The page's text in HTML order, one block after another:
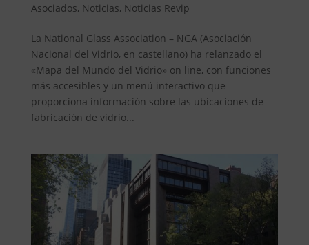
Asociados, Noticias, Noticias Revip
La National Glass Association – NGA (Asociación
Nacional del Vidrio, en castellano) ha relanzado el
«Mapa del Mundo del Vidrio» on line, con funciones
más accesibles y un menú interactivo que
proporciona información sobre las ubicaciones de
fabricación de vidrio...